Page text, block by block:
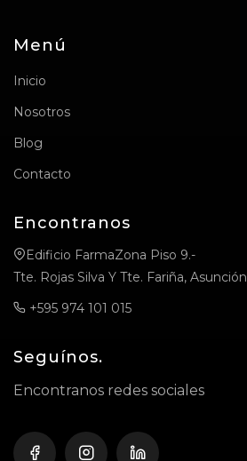
Menú
Inicio
Nosotros
Blog
Contacto
Encontranos
Edificio FarmaZona Piso 9.-
Tte. Rojas Silva Y Tte. Fariña, Asunción
+595 974 101 015
Seguínos.
Encontranos redes sociales